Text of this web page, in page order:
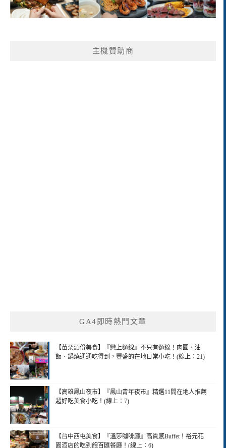
主機贊助商
GA4即時熱門文章
【苗栗頭份美食】『戀上麵線』不只有麵線！肉圓、油
飯、鍋燒通通吃得到，豐盛的在地日常小吃！(線上：21)
【高雄鳳山夜市】『鳳山青年夜市』精選11間在地人推薦
超好吃美食小吃！(線上：7)
【台中西屯美食】『溫莎咖啡廳』高質感Buffet！裕元花
園酒店的吃到飽百匯餐廳！(線上：6)